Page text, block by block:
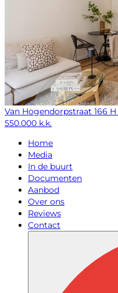
Van Hogendorpstraat 166 H
550.000 k.k.
Home
Media
In de buurt
Documenten
Aanbod
Over ons
Reviews
Contact